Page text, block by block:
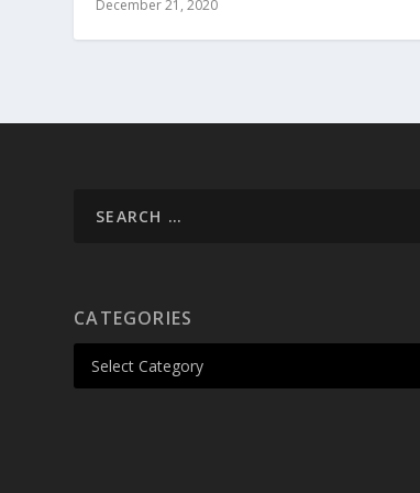
December 21, 2020
CATEGORIES